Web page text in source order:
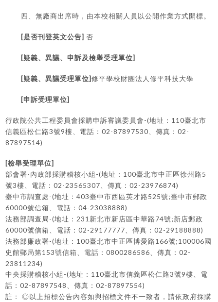
四、無廠商出席時，由本校相關人員以公開作業方式開標。
[是否刊登英文公告] 否
[疑義、異議、申訴及檢舉受理單位]
[疑義、異議受理單位]修平學校財團法人修平科技大學
[申訴受理單位]
行政院公共工程委員會採購申訴審議委員會 -(地址： 110臺北市
信義區松仁路3號9樓、電話：02-87897530、傳真：02-
87897514)
[檢舉受理單位]
部會署- 內政部採購稽核小組 -(地址： 100臺北市中正區徐州路 5
號3樓、電話：02-23565307、傳真：02-23976874)
臺中市調查處 -(地址：403臺中市西區英才路 525號;臺中市郵政
60000號信箱、電話：04-23038888)
法務部調查局 -(地址：231 新北市新店區中華路 74號; 新店郵政
60000號信箱、電話：02-29177777、傳真：02-29188888)
法務部廉政署-(地址： 100臺北市中正區博愛路 166號;100006 國
史館郵局第153號信箱、電話：0800286586、傳真：02-
23811234)
中央採購稽核小組 -(地址： 110臺北市信義區松仁路3號9樓、電
話：02-87897548 、傳真：02-87897554)
註： ◎ 以上招標公告內容如與招標文件不一致者，請依政府採購